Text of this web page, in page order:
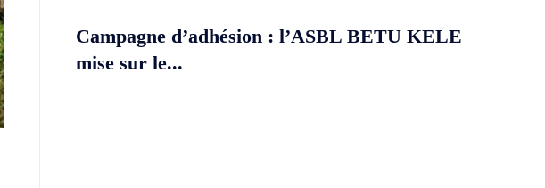
Campagne d’adhésion : l’ASBL BETU KELE
mise sur le...